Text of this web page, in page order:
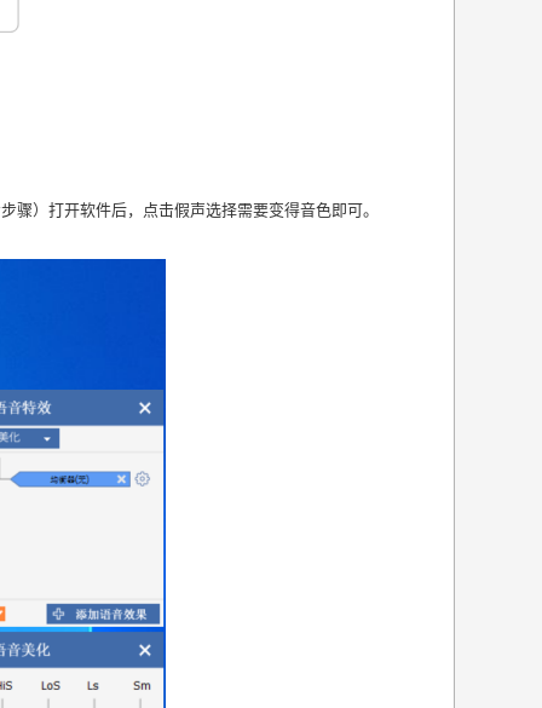
骤）打开软件后，点击假声选择需要变得音色即可。